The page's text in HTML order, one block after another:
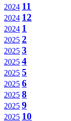
2024 11
2024 12
2024 1
2025 2
2025 3
2025 4
2025 5
2025 6
2025 8
2025 9
2025 10